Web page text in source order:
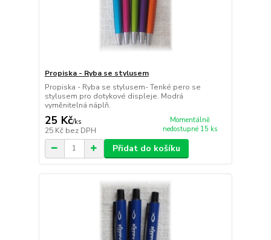
Propiska - Ryba se stylusem
Propiska - Ryba se stylusem- Tenké pero se
stylusem pro dotykové displeje. Modrá
vyměnitelná náplň.
25 Kč/ks
25 Kč bez DPH
Momentálně
nedostupné 15 ks
Přidat do košíku